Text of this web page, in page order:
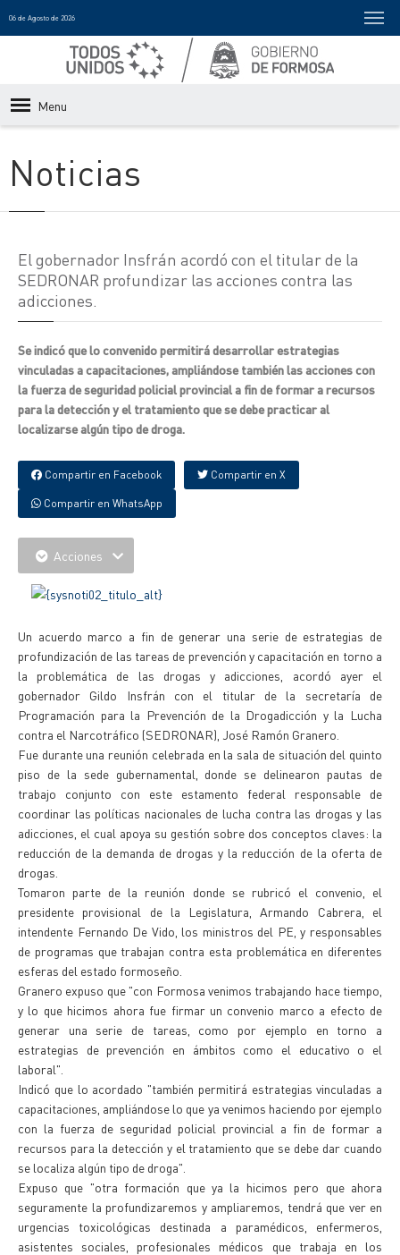
06 de Agosto de 2026
Menu
Noticias
El gobernador Insfrán acordó con el titular de la
SEDRONAR profundizar las acciones contra las
adicciones.
Se indicó que lo convenido permitirá desarrollar estrategias
vinculadas a capacitaciones, ampliándose también las acciones con
la fuerza de seguridad policial provincial a fin de formar a recursos
para la detección y el tratamiento que se debe practicar al
localizarse algún tipo de droga.
Compartir en Facebook Compartir en X
Compartir en WhatsApp
Acciones
Un acuerdo marco a fin de generar una serie de estrategias de
profundización de las tareas de prevención y capacitación en torno a
la problemática de las drogas y adicciones, acordó ayer el
gobernador Gildo Insfrán con el titular de la secretaría de
Programación para la Prevención de la Drogadicción y la Lucha
contra el Narcotráfico (SEDRONAR), José Ramón Granero.
Fue durante una reunión celebrada en la sala de situación del quinto
piso de la sede gubernamental, donde se delinearon pautas de
trabajo conjunto con este estamento federal responsable de
coordinar las políticas nacionales de lucha contra las drogas y las
adicciones, el cual apoya su gestión sobre dos conceptos claves: la
reducción de la demanda de drogas y la reducción de la oferta de
drogas.
Tomaron parte de la reunión donde se rubricó el convenio, el
presidente provisional de la Legislatura, Armando Cabrera, el
intendente Fernando De Vido, los ministros del PE, y responsables
de programas que trabajan contra esta problemática en diferentes
esferas del estado formoseño.
Granero expuso que "con Formosa venimos trabajando hace tiempo,
y lo que hicimos ahora fue firmar un convenio marco a efecto de
generar una serie de tareas, como por ejemplo en torno a
estrategias de prevención en ámbitos como el educativo o el
laboral".
Indicó que lo acordado "también permitirá estrategias vinculadas a
capacitaciones, ampliándose lo que ya venimos haciendo por ejemplo
con la fuerza de seguridad policial provincial a fin de formar a
recursos para la detección y el tratamiento que se debe dar cuando
se localiza algún tipo de droga".
Expuso que "otra formación que ya la hicimos pero que ahora
seguramente la profundizaremos y ampliaremos, tendrá que ver en
urgencias toxicológicas destinada a paramédicos, enfermeros,
asistentes sociales, profesionales médicos que trabaja en los